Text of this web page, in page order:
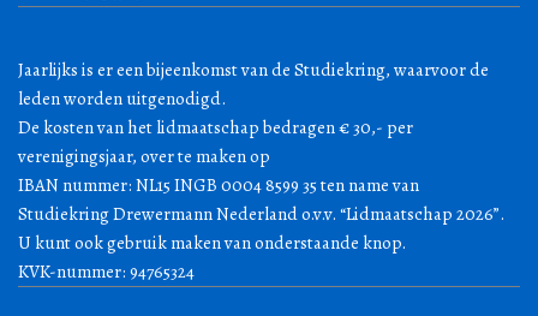
Jaarlijks is er een bijeenkomst van de Studiekring, waarvoor de
leden worden uitgenodigd.
De kosten van het lidmaatschap bedragen € 30,- per
verenigingsjaar, over te maken op
IBAN nummer: NL15 INGB 0004 8599 35 ten name van
Studiekring Drewermann Nederland o.v.v. “Lidmaatschap 2026”.
U kunt ook gebruik maken van onderstaande knop.
KVK-nummer: 94765324